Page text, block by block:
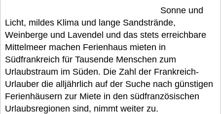
Sonne und
Licht, mildes Klima und lange Sandstrände,
Weinberge und Lavendel und das stets erreichbare
Mittelmeer machen Ferienhaus mieten in
Südfrankreich für Tausende Menschen zum
Urlaubstraum im Süden. Die Zahl der Frankreich-
Urlauber die alljährlich auf der Suche nach günstigen
Ferienhäusern zur Miete in den südfranzösischen
Urlaubsregionen sind, nimmt weiter zu.